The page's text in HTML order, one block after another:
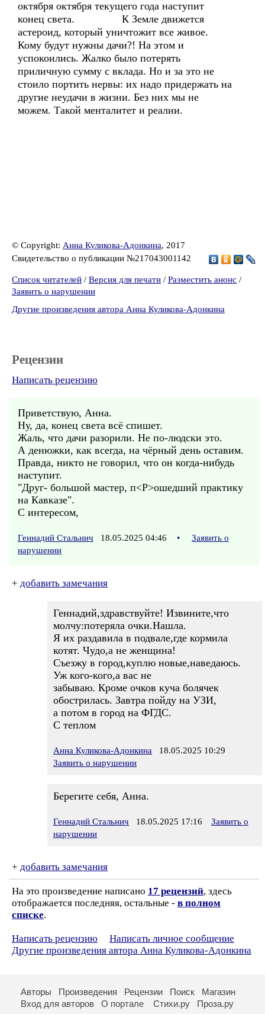
октября октября текущего года наступит
конец света. К Земле движется
астероид, который уничтожит все живое.
Кому будут нужны дачи?! На этом и
успокоились. Жалко было потерять
приличную сумму с вклада. Но и за это не
стоило портить нервы: их надо придержать на
другие неудачи в жизни. Без них мы не
можем. Такой менталитет и реалии.
© Copyright: Анна Куликова-Адонкина, 2017
Свидетельство о публикации №217043001142
Список читателей / Версия для печати / Разместить анонс /
Заявить о нарушении
Другие произведения автора Анна Куликова-Адонкина
Рецензии
Написать рецензию
Приветствую, Анна.
Ну, да, конец света всё спишет.
Жаль, что дачи разорили. Не по-людски это.
А денюжки, как всегда, на чёрный день оставим.
Правда, никто не говорил, что он когда-нибудь
наступит.
"Друг- большой мастер, п<Р>ошедший практику
на Кавказе".
С интересом,
Геннадий Стальнич 18.05.2025 04:46 •
Заявить о
нарушении
+ добавить замечания
Геннадий,здравствуйте! Извините,что
молчу:потеряла очки.Нашла.
Я их раздавила в подвале,где кормила
котят. Чудо,а не женщина!
Съезжу в город,куплю новые,наведаюсь.
Уж кого-кого,а вас не
забываю. Кроме очков куча болячек
обострилась. Завтра пойду на УЗИ,
а потом в город на ФГДС.
С теплом
Анна Куликова-Адонкина 18.05.2025 10:29
Заявить о нарушении
Берегите себя, Анна.
Геннадий Стальнич 18.05.2025 17:16
Заявить о
нарушении
+ добавить замечания
На это произведение написано 17 рецензий, здесь
отображается последняя, остальные - в полном
списке.
Написать рецензию
Написать личное сообщение
Другие произведения автора Анна Куликова-Адонкина
Авторы Произведения Рецензии Поиск
Магазин
Вход для авторов
О портале Стихи.ру Проза.ру